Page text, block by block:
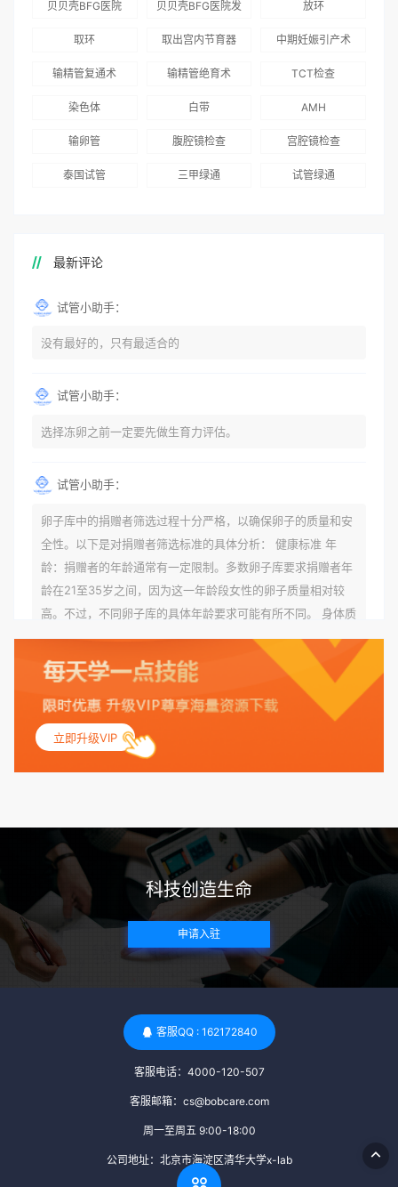
务
术”和“法律支持”
贝贝壳BFG医院
贝贝壳BFG医院发
国版）》
放环
取环 取出宫内节育器 中期妊娠引产术
输精管复通术 输精管绝育术 TCT检查
染色体 白带 AMH
输卵管 腹腔镜检查 宫腔镜检查
泰国试管 三甲绿通 试管绿通
最新评论
试管小助手：
没有最好的，只有最适合的
试管小助手：
选择冻卵之前一定要先做生育力评估。
试管小助手：
卵子库中的捐赠者筛选过程十分严格，以确保卵子的质量和安
全性。以下是对捐赠者筛选标准的具体分析： 健康标准 年
龄：捐赠者的年龄通常有一定限制。多数卵子库要求捐赠者年
龄在21至35岁之间，因为这一年龄段女性的卵子质量相对较
高。不过，不同卵子库的具体年龄要求可能有所不同。 身体质
量指数（BMI）：捐赠者的BMI通常需要在正常范围内，以确
保其身体健康状况良好。过高的BMI可能与多种健康问题相关
联，包括不孕症和妊娠并发症。 生殖健康：捐赠者需要有规律
的月经期，无生殖障碍或异常问题。此外，还需要进行详细的
妇科检查，以确保其生殖系统的健康。 遗传病史与家族病史：
捐赠者及其家庭成员需要无严重的遗传病史、精神病史和传染
病史。这通常需要通过基因检测、家族史调查和医疗记录审查
带任何可传染给受卵者的病原体。 药物与生活习惯：捐赠者需
要是非尼古丁使用者、非吸烟者、非吸毒者，并且未使用可能
影响卵子质量的药物，如某些精神药物和避孕植入物。 学历与
心理标准 学历要求：部分卵子库对捐赠者的学历有一定要求，
但这并非普遍标准。一些卵子库可能更倾向于选择受过高等教
育的女性作为捐赠者，但这并不是绝对的筛选条件。 心理状态
评估：捐赠者需要进行心理状态评估，以确定其对捐赠过程的
于确保捐赠者在捐赠过程中保持积极的心态，并理解其捐赠行
为的意义。 其他标准 责任心与沟通能力：由于捐卵过程的时
间不确定性，捐赠者需要有责任心，善于沟通，并尊重预约和
时间表。这有助于确保捐赠周期的顺利进行，并保障受卵者的
明等材料，并接受卵子库的全面审查和评估。 综上所述，卵子
立即升级VIP
科技创造生命
申请入驻
客服QQ : 162172840
客服电话：4000-120-507
客服邮箱：cs@bobcare.com
周一至周五 9:00-18:00
公司地址：北京市海淀区清华大学x-lab